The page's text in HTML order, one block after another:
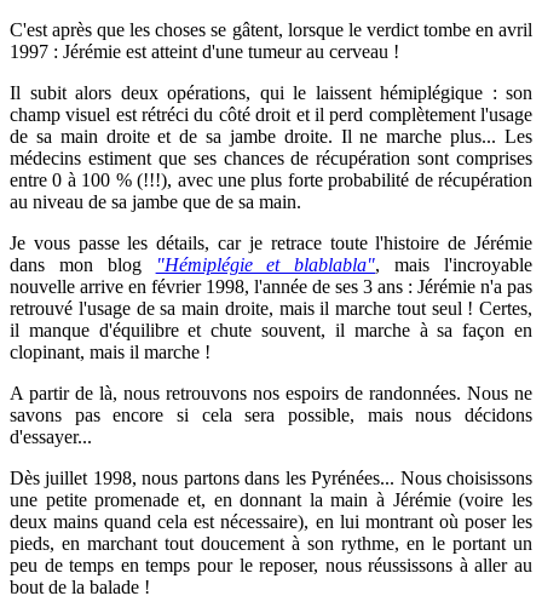
C'est après que les choses se gâtent, lorsque le verdict tombe en avril
1997 : Jérémie est atteint d'une tumeur au cerveau !
Il subit alors deux opérations, qui le laissent hémiplégique : son
champ visuel est rétréci du côté droit et il perd complètement l'usage
de sa main droite et de sa jambe droite. Il ne marche plus... Les
médecins estiment que ses chances de récupération sont comprises
entre 0 à 100 % (!!!), avec une plus forte probabilité de récupération
au niveau de sa jambe que de sa main.
Je vous passe les détails, car je retrace toute l'histoire de Jérémie
dans mon blog
"Hémiplégie et blablabla", mais l'incroyable
nouvelle arrive en février 1998, l'année de ses 3 ans : Jérémie n'a pas
retrouvé l'usage de sa main droite, mais il marche tout seul ! Certes,
il manque d'équilibre et chute souvent, il marche à sa façon en
clopinant, mais il marche !
A partir de là, nous retrouvons nos espoirs de randonnées. Nous ne
savons pas encore si cela sera possible, mais nous décidons
d'essayer...
Dès juillet 1998, nous partons dans les Pyrénées... Nous choisissons
une petite promenade et, en donnant la main à Jérémie (voire les
deux mains quand cela est nécessaire), en lui montrant où poser les
pieds, en marchant tout doucement à son rythme, en le portant un
peu de temps en temps pour le reposer, nous réussissons à aller au
bout de la balade !